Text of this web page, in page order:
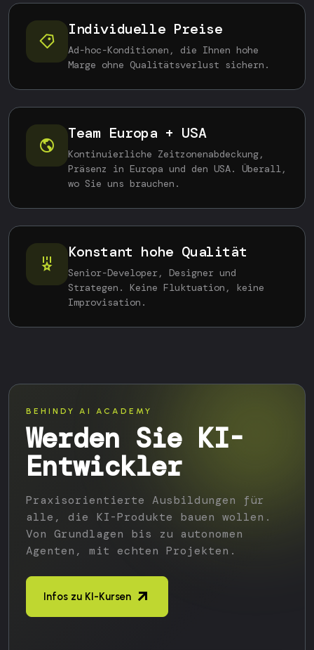
Individuelle Preise
Ad-hoc-Konditionen, die Ihnen hohe
Marge ohne Qualitätsverlust sichern.
Team Europa + USA
Kontinuierliche Zeitzonenabdeckung,
Präsenz in Europa und den USA. Überall,
wo Sie uns brauchen.
Konstant hohe Qualität
Senior-Developer, Designer und
Strategen. Keine Fluktuation, keine
Improvisation.
BEHINDY AI ACADEMY
Werden Sie KI-
Entwickler
Praxisorientierte Ausbildungen für
alle, die KI-Produkte bauen wollen.
Von Grundlagen bis zu autonomen
Agenten, mit echten Projekten.
Infos zu KI-Kursen